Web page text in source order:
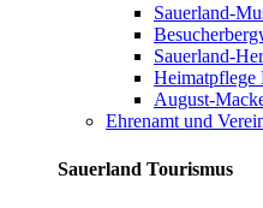
Sauerland-
Sauerland-
Heimatpflege
August-
Ehrenamt und
Sauerland Tourismus